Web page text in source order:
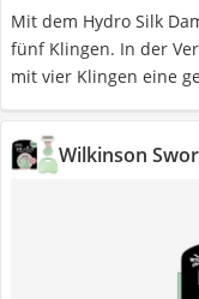
Mit dem Hydro Silk
fünf Klingen. In der
mit vier Klingen eine
Wilkinson